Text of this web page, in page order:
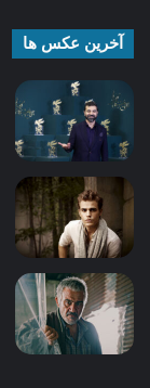
آخرین عکس ها